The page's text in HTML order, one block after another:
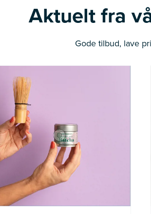
Aktuelt fra
Gode tilbud, lave